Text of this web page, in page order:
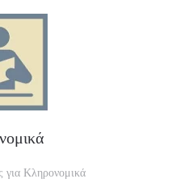
για Κληρονομικά